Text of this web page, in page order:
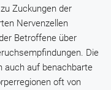
Zuckungen der
Nervenzellen
Betroffene über
Die
auch auf benachbarte
oft von